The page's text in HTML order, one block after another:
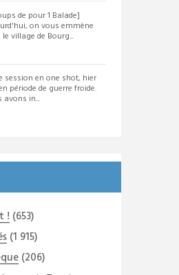
de pour 1 Balade]
on vous emmène
village de Bourg...
session en one shot, hier
période de guerre froide.
avons in...
! (653)
(1 915)
(206)